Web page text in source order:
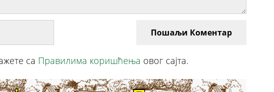
Пошаљи Коментар
са Правилима коришћења овог сајта.